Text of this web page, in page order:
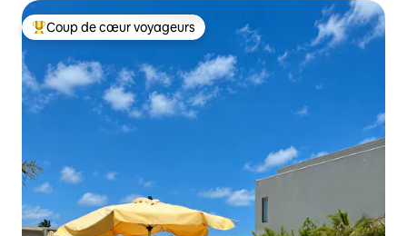
Coup de cœur voyageurs parmi les plus aimés
Coup de cœur voyageurs